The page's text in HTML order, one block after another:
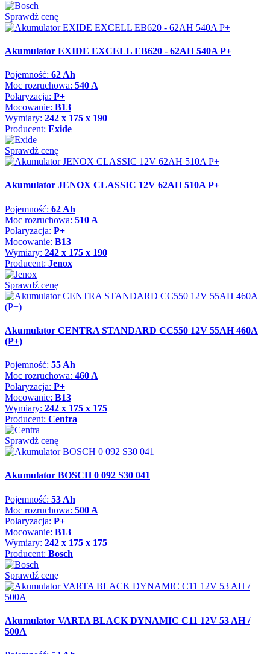
Sprawdź cenę
Akumulator EXIDE EXCELL EB620 - 62AH 540A P+
Pojemność: 62 Ah
Moc rozruchowa: 540 A
Polaryzacja: P+
Mocowanie: B13
Wymiary: 242 x 175 x 190
Producent: Exide
Sprawdź cenę
Akumulator JENOX CLASSIC 12V 62AH 510A P+
Pojemność: 62 Ah
Moc rozruchowa: 510 A
Polaryzacja: P+
Mocowanie: B13
Wymiary: 242 x 175 x 190
Producent: Jenox
Sprawdź cenę
Akumulator CENTRA STANDARD CC550 12V 55AH 460A
(P+)
Pojemność: 55 Ah
Moc rozruchowa: 460 A
Polaryzacja: P+
Mocowanie: B13
Wymiary: 242 x 175 x 175
Producent: Centra
Sprawdź cenę
Akumulator BOSCH 0 092 S30 041
Pojemność: 53 Ah
Moc rozruchowa: 500 A
Polaryzacja: P+
Mocowanie: B13
Wymiary: 242 x 175 x 175
Producent: Bosch
Sprawdź cenę
Akumulator VARTA BLACK DYNAMIC C11 12V 53 AH /
500A